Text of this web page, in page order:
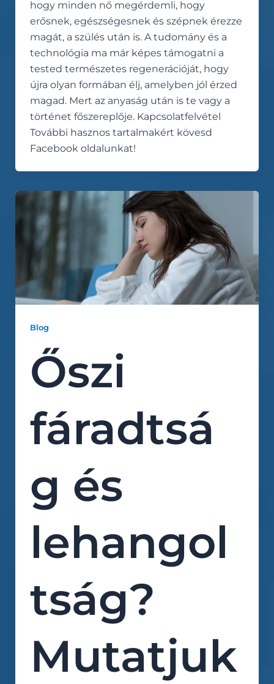
hogy minden nő megérdemli, hogy
erősnek, egészségesnek és szépnek érezze
magát, a szülés után is. A tudomány és a
technológia ma már képes támogatni a
tested természetes regenerációját, hogy
újra olyan formában élj, amelyben jól érzed
magad. Mert az anyaság után is te vagy a
történet főszereplője. Kapcsolatfelvétel
További hasznos tartalmakért kövesd
Facebook oldalunkat!
Blog
Őszi
fáradtsá
g és
lehangol
tság?
Mutatjuk